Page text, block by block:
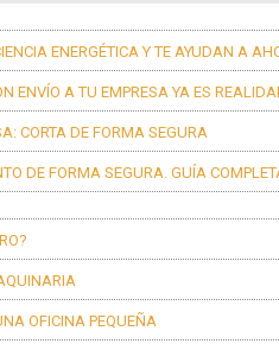
ENERGÉTICA Y TE AYUDAN A
ENVÍO A TU EMPRESA YA ES
CORTA DE FORMA SEGURA
DE FORMA SEGURA. GUÍA
OFICINA PEQUEÑA